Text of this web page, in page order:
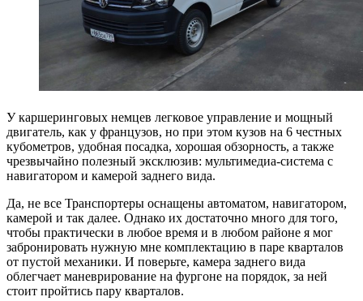
У каршеринговых немцев легковое управление и мощный
двигатель, как у французов, но при этом кузов на 6 честных
кубометров, удобная посадка, хорошая обзорность, а также
чрезвычайно полезный эксклюзив: мультимедиа-система с
навигатором и камерой заднего вида.
Да, не все Транспортеры оснащены автоматом, навигатором,
камерой и так далее. Однако их достаточно много для того,
чтобы практически в любое время и в любом районе я мог
забронировать нужную мне комплектацию в паре кварталов
от пустой механики. И поверьте, камера заднего вида
облегчает маневрирование на фургоне на порядок, за ней
стоит пройтись пару кварталов.